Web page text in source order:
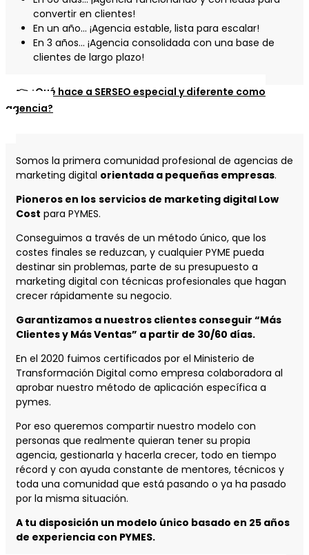
convertir en clientes!
En un año… ¡Agencia estable, lista para escalar!
En 3 años... ¡Agencia consolidada con una base de
clientes de largo plazo!
👉 ¿Qué hace a SERSEO especial y diferente como
agencia?
Somos la primera comunidad profesional de agencias de
marketing digital orientada a pequeñas empresas.
Pioneros en los servicios de marketing digital Low
Cost para PYMES.
Conseguimos a través de un método único, que los
costes finales se reduzcan, y cualquier PYME pueda
destinar sin problemas, parte de su presupuesto a
marketing digital con técnicas profesionales que hagan
crecer rápidamente su negocio.
Garantizamos a nuestros clientes conseguir “Más
Clientes y Más Ventas” a partir de 30/60 días.
En el 2020 fuimos certificados por el Ministerio de
Transformación Digital como empresa colaboradora al
aprobar nuestro método de aplicación específica a
pymes.
Por eso queremos compartir nuestro modelo con
personas que realmente quieran tener su propia
agencia, gestionarla y hacerla crecer, todo en tiempo
récord y con ayuda constante de mentores, técnicos y
toda una comunidad que está pasando o ya ha pasado
por la misma situación.
A tu disposición un modelo único basado en 25 años
de experiencia con PYMES.